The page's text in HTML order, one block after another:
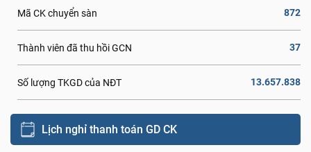
Mã CK chuyển sàn 872
Thành viên đã thu hồi GCN 37
Số lượng TKGD của NĐT 13.657.838
Lịch nghỉ thanh toán GD CK